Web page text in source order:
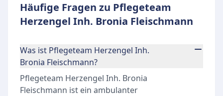
Häufige Fragen zu Pflegeteam
Herzengel Inh. Bronia Fleischmann
Was ist Pflegeteam Herzengel Inh.
Bronia Fleischmann?
Pflegeteam Herzengel Inh. Bronia
Fleischmann ist ein ambulanter